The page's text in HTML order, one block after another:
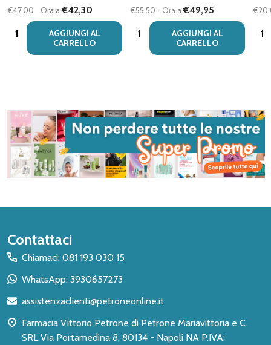
€47,00 Ora a€42,30
Quantità:
AGGIUNGI AL
CARRELLO
€55,50 Ora a€49,95
Quantità:
AGGIUNGI AL
CARRELLO
Inizio
del
piè
pagina
Contattaci
Chiamaci: 081 193 030 15
WhatsApp: 3930657273
assistenzaclienti@petroneonline.it
Farmacia Vittorio Petrone di Petrone Mariavittoria e C.
SRL Via Portamedina 8, 80134 - Napoli NA P.IVA: